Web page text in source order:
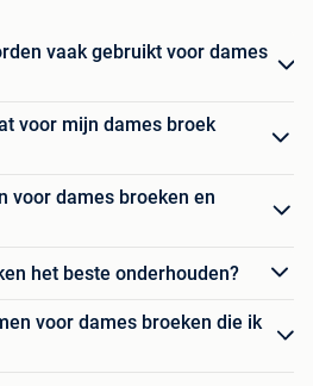
vaak gebruikt voor dames
voor mijn dames broek
voor dames broeken en
het beste onderhouden?
voor dames broeken die ik